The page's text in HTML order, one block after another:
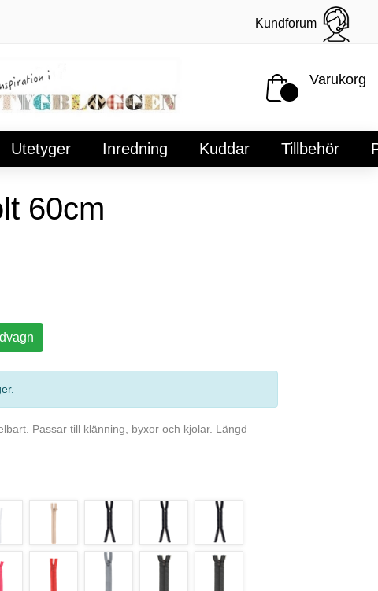
Kundforum
Varukorg
Utetyger Inredning Kuddar Tillbehör
60cm
.
Passar till klänning, byxor och kjolar. Längd